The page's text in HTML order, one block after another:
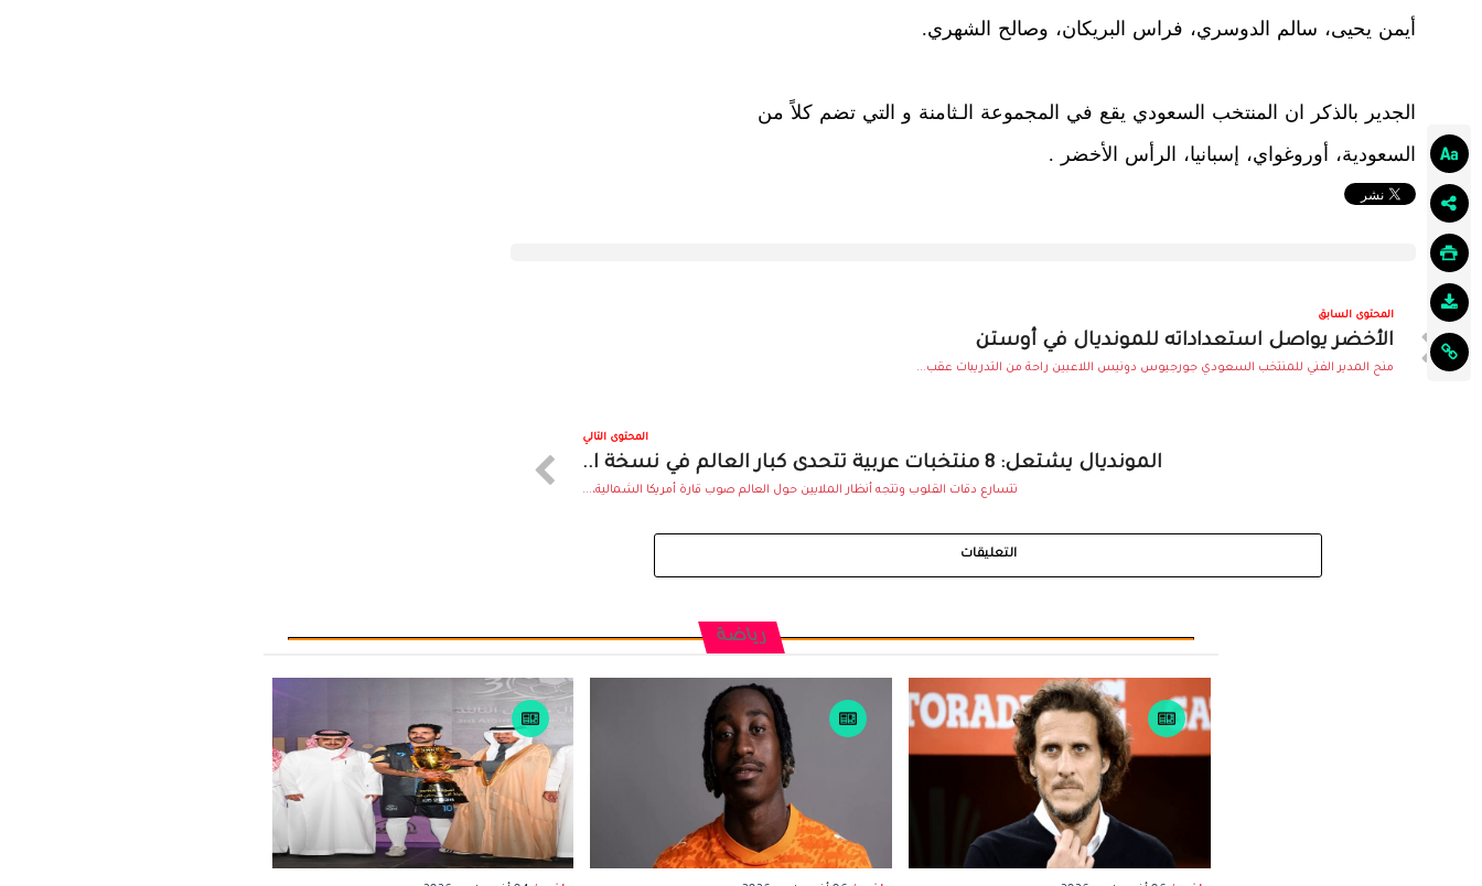
أيمن يحيى، سالم الدوسري، فراس البريكان، وصالح الشهري.
الجدير بالذكر ان المنتخب السعودي يقع في المجموعة الـثامنة و التي تضم كلاً من
السعودية، أوروغواي، إسبانيا، الرأس الأخضر .
المحتوى السابق
الأخضر يواصل استعداداته للمونديال في أوستن
منح المدير الفني للمنتخب السعودي جورجيوس دونيس اللاعبين راحة من التدريبات عقب...
المحتوى التالي
المونديال يشتعل: 8 منتخبات عربية تتحدى كبار العالم في نسخة ا..
تتسارع دقات القلوب وتتجه أنظار الملايين حول العالم صوب قارة أمريكا الشمالية،...
التعليقات
رياضة